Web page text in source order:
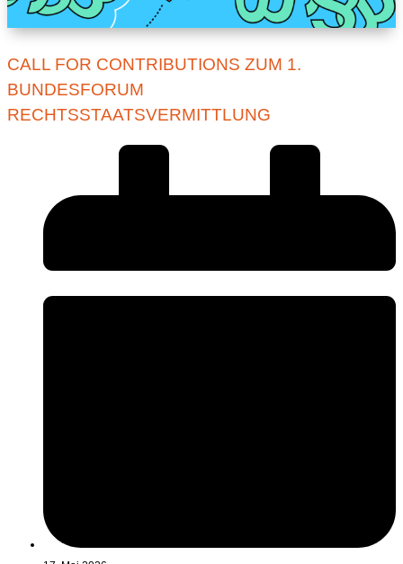
CALL FOR CONTRIBUTIONS ZUM 1.
BUNDESFORUM
RECHTSSTAATSVERMITTLUNG